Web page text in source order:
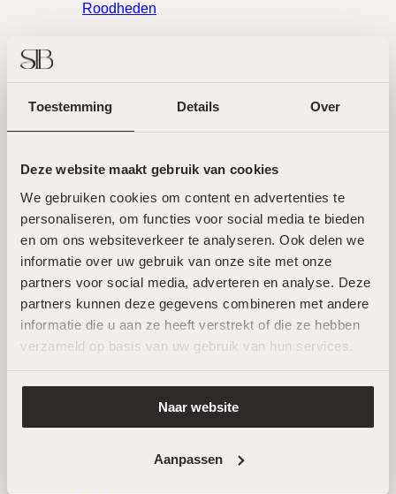
Toestemming Details Over
Deze website maakt gebruik van cookies
We gebruiken cookies om content en advertenties te
personaliseren, om functies voor social media te bieden
en om ons websiteverkeer te analyseren. Ook delen we
informatie over uw gebruik van onze site met onze
partners voor social media, adverteren en analyse. Deze
partners kunnen deze gegevens combineren met andere
informatie die u aan ze heeft verstrekt of die ze hebben
verzameld op basis van uw gebruik van hun services.
Naar website
Aanpassen
Roodheden
Wallen
Merken
Twee toplocaties in Amsterdam
Noord en Zuid
Wij ontvangen je graag in een van onze twee hoogwaardige
specialisten met de nieuwste technieken voor
huidverbetering. Beide locaties zijn goed bereikbaar en
beschikken over parkeermogelijkheden.
AFSPRAAK MAKEN